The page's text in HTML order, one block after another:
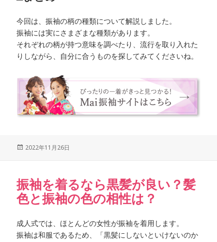
今回は、振袖の柄の種類について解説しました。
振袖には実にさまざまな種類があります。
それぞれの柄が持つ意味を調べたり、流行を取り入れた
りしながら、自分に合うものを探してみてくださいね。
Posted
2022年11月26日
振袖を着るなら黒髪が良い？髪
色と振袖の色の相性は？
成人式では、ほとんどの女性が振袖を着用します。
振袖は和服であるため、「黒髪にしないといけないのか